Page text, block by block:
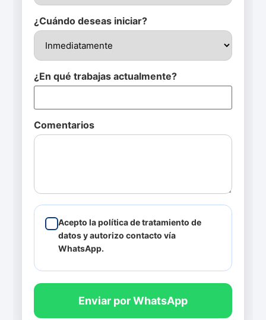
¿Cuándo deseas iniciar?
¿En qué trabajas actualmente?
Comentarios
Acepto la política de tratamiento de
datos y autorizo contacto vía
WhatsApp.
Enviar por WhatsApp